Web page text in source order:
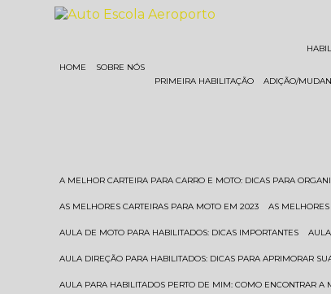
HOME SOBRE NÓS
PRIMEIRA HABILITAÇÃO ADIÇÃO/
A MELHOR CARTEIRA PARA CARRO E MOTO: DICAS PARA
AS MELHORES CARTEIRAS PARA MOTO EM 2023 AS
AULA DE MOTO PARA HABILITADOS: DICAS IMPORTANTES
AULA DIREÇÃO PARA HABILITADOS: DICAS PARA APRIMORAR
AULA PARA HABILITADOS PERTO DE MIM: COMO ENCONTRAR